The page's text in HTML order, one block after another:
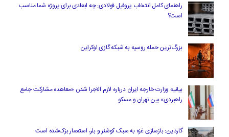
راهنمای کامل انتخاب پروفیل فولادی: چه ابعادی برای پروژه شما مناسب
است؟
بزرگ‌ترین حمله روسیه به شبکه گازی اوکراین
بیانیه وزارت خارجه ایران درباره لازم‌ الاجرا شدن «معاهده مشارکت جامع
راهبردی» بین تهران و مسکو
گاردین: بازسازی غزه به سبک کوشنر و بلر، استعمار بزک‌شده است